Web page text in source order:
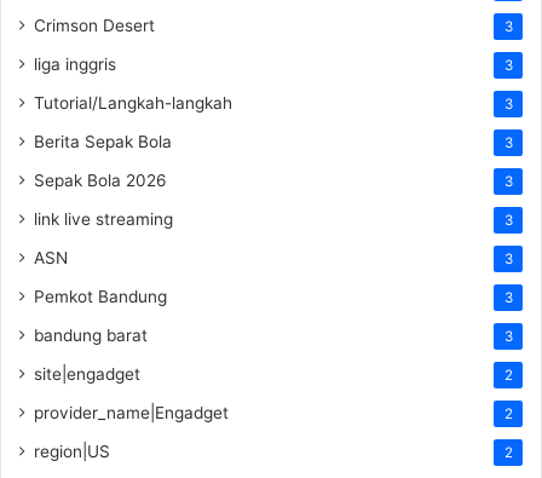
Crimson Desert 3
liga inggris 3
Tutorial/Langkah-langkah 3
Berita Sepak Bola 3
Sepak Bola 2026 3
link live streaming 3
ASN 3
Pemkot Bandung 3
bandung barat 3
site|engadget 2
provider_name|Engadget 2
region|US 2